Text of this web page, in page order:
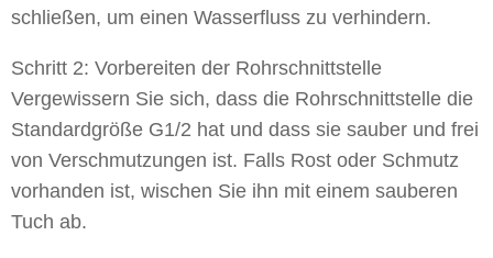
schließen, um einen Wasserfluss zu verhindern.
Schritt 2: Vorbereiten der Rohrschnittstelle
Vergewissern Sie sich, dass die Rohrschnittstelle die
Standardgröße G1/2 hat und dass sie sauber und frei
von Verschmutzungen ist. Falls Rost oder Schmutz
vorhanden ist, wischen Sie ihn mit einem sauberen
Tuch ab.